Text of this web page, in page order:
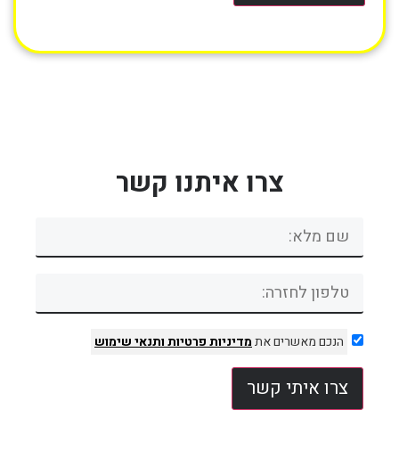
צרו איתנו קשר
הנכם מאשרים אתמדיניות פרטיותותנאי שימוש
צרו איתי קשר